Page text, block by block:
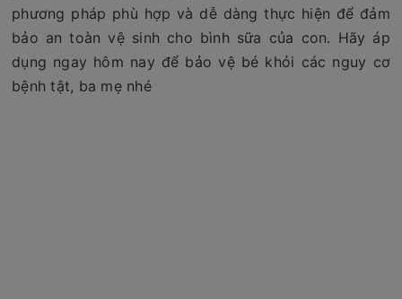
phương pháp phù hợp và dễ dàng thực hiện để đảm
bảo an toàn vệ sinh cho bình sữa của con. Hãy áp
dụng ngay hôm nay để bảo vệ bé khỏi các nguy cơ
bệnh tật, ba mẹ nhé